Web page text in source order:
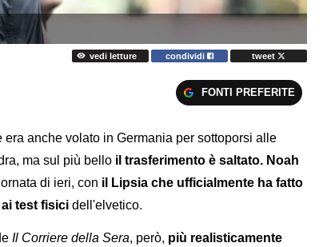
vedi letture condividi tweet
FONTI PREFERITE
anche volato in Germania per sottoporsi alle
ma sul più bello il trasferimento è saltato. Noah
di ieri, con il Lipsia che ufficialmente ha fatto
test fisici dell'elvetico.
Il Corriere della Sera, però, più realisticamente